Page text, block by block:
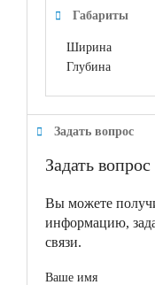
Габариты
Ширина
Глубина
Задать вопрос
Задать вопрос
Вы можете
информацию,
связи.
Ваше имя